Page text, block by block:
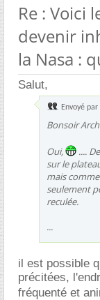
Re : Voici
devenir
la Nasa :
Salut,
Envoyé par
Bonsoir
Oui,
....
sur le
mais
seulement
reculée.
...
il est possible
précitées,
fréquenté et